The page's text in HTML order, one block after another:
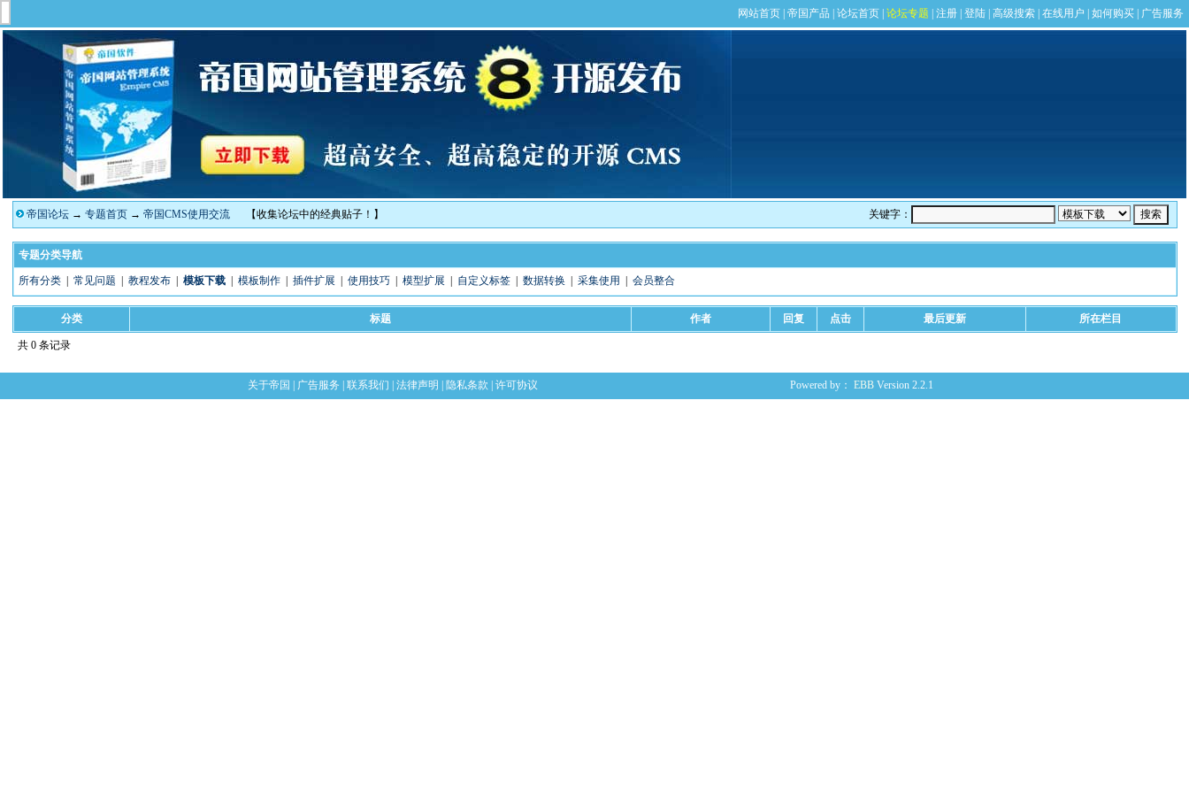
帝国论坛→ 专题首页→ 帝国CMS使用交流【收集论坛中的经典贴子！】 关键字：
专题分类导航
所有分类| 常见问题 教程发布| 模板下载| 模板制作| 插件扩展 使用技巧| 模型扩展 自定义标签| 数据转换 采集使用 会员整合
分类 标题 作者 回复 点击 最后更新 所在栏目
共 0 条记录
关于帝国 广告服务 联系我们 法律声明 隐私条款 许可协议 Powered by： EBB Version 2.2.1